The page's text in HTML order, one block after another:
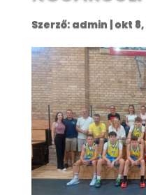
Szerző: admin | okt 8,